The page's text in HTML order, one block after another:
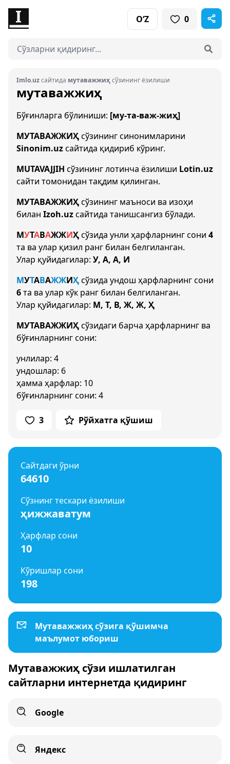
O‘Z 0
Imlo.uzсайтида мутаважжиҳсўзининг ёзилиши
мутаважжиҳ
Бўғинларга бўлиниши: [му-та-важ-жиҳ]
МУТАВАЖЖИҲсўзининг синонимларини
Sinonim.uzсайтида қидириб кўринг.
MUTAVAJJIH сўзининг лотинча ёзилиши Lotin.uz
сайти томонидан тақдим қилинган.
МУТАВАЖЖИҲсўзининг маъноси ва изоҳи
билан Izoh.uzсайтида танишсангиз бўлади.
МУТАВАЖЖИҲсўзида унли ҳарфларнинг сони 4
та ва улар қизил ранг билан белгиланган.
Улар қуйидагилар: У, А, А, И
МУТАВАЖЖИҲсўзида ундош ҳарфларнинг сони
6та ва улар кўк ранг билан белгиланган.
Улар қуйидагилар: М, Т, В, Ж, Ж, Ҳ
МУТАВАЖЖИҲсўзидаги барча ҳарфларнинг ва
бўғинларнинг сони:
унлилар: 4
ундошлар: 6
ҳамма ҳарфлар: 10
бўғинларнинг сони: 4
3 Рўйхатга қўшиш
Сайтдаги ўрни
64610
Сўзнинг тескари ёзилиши
ҳижжаватум
Ҳарфлар сони
10
Кўришлар сони
198
Мутаважжиҳ сўзига қўшимча
маълумот юбориш
Мутаважжиҳ сўзи ишлатилган
сайтларни интернетда қидиринг
Google
Яндекс